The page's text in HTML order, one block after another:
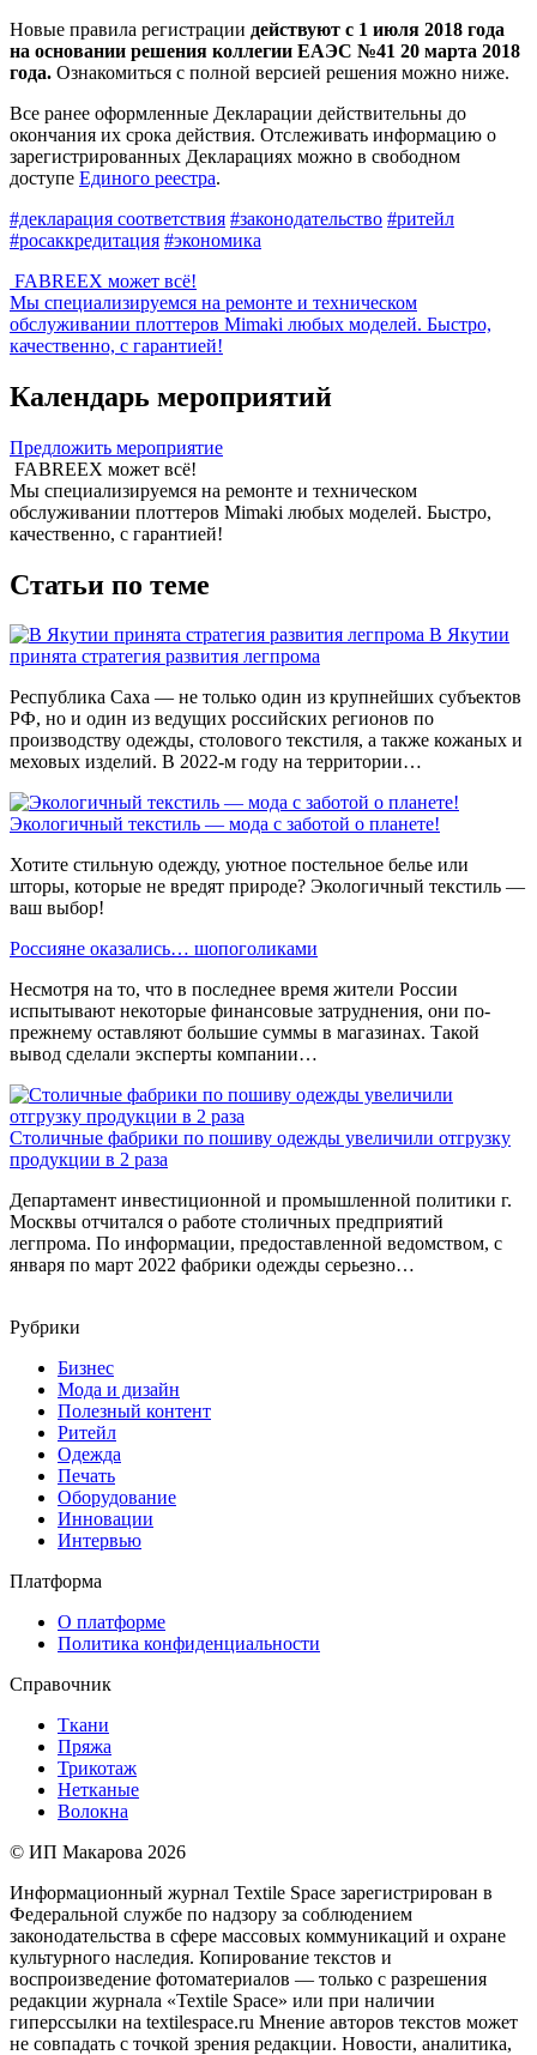
Новые правила регистрации действуют с 1 июля 2018 года
на основании решения коллегии ЕАЭС №41 20 марта 2018
года. Ознакомиться с полной версией решения можно ниже.
Все ранее оформленные Декларации действительны до
окончания их срока действия. Отслеживать информацию о
зарегистрированных Декларациях можно в свободном
доступе Единого реестра.
#декларация соответствия #законодательство #ритейл
#росаккредитация #экономика
FABREEX может всё!
Мы специализируемся на ремонте и техническом
обслуживании плоттеров Mimaki любых моделей. Быстро,
качественно, с гарантией!
Календарь мероприятий
Предложить мероприятие
FABREEX может всё!
Мы специализируемся на ремонте и техническом
обслуживании плоттеров Mimaki любых моделей. Быстро,
качественно, с гарантией!
Статьи по теме
В Якутии
принята стратегия развития легпрома
Республика Саха — не только один из крупнейших субъектов
РФ, но и один из ведущих российских регионов по
производству одежды, столового текстиля, а также кожаных и
меховых изделий. В 2022-м году на территории…
Экологичный текстиль — мода с заботой о планете!
Хотите стильную одежду, уютное постельное белье или
шторы, которые не вредят природе? Экологичный текстиль —
ваш выбор!
Россияне оказались… шопоголиками
Несмотря на то, что в последнее время жители России
испытывают некоторые финансовые затруднения, они по-
прежнему оставляют большие суммы в магазинах. Такой
вывод сделали эксперты компании…
Столичные фабрики по пошиву одежды увеличили отгрузку
продукции в 2 раза
Департамент инвестиционной и промышленной политики г.
Москвы отчитался о работе столичных предприятий
легпрома. По информации, предоставленной ведомством, с
января по март 2022 фабрики одежды серьезно…
Рубрики
Бизнес
Мода и дизайн
Полезный контент
Ритейл
Одежда
Печать
Оборудование
Инновации
Интервью
Платформа
О платформе
Политика конфиденциальности
Справочник
Ткани
Пряжа
Трикотаж
Нетканые
Волокна
© ИП Макарова 2026
Информационный журнал Textile Space зарегистрирован в
Федеральной службе по надзору за соблюдением
законодательства в сфере массовых коммуникаций и охране
культурного наследия. Копирование текстов и
воспроизведение фотоматериалов — только с разрешения
редакции журнала «Textile Space» или при наличии
гиперссылки на textilespace.ru Мнение авторов текстов может
не совпадать с точкой зрения редакции. Новости, аналитика,